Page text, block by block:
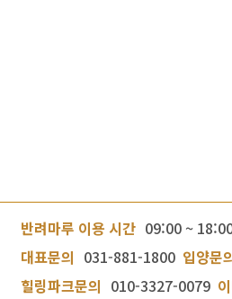
반려마루 이용 시간 09:00 ~
대표문의 031-881-1800 입양문
힐링파크문의 010-3327-0079